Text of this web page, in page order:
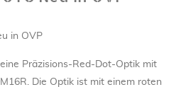
in OVP
Präzisions-Red-Dot-Optik mit
Die Optik ist mit einem roten